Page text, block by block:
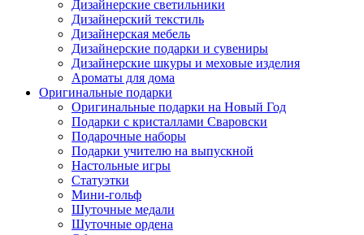
Дизайнерские светильники
Дизайнерский текстиль
Дизайнерская мебель
Дизайнерские подарки и сувениры
Дизайнерские шкуры и меховые изделия
Ароматы для дома
Оригинальные подарки
Оригинальные подарки на Новый Год
Подарки с кристаллами Сваровски
Подарочные наборы
Подарки учителю на выпускной
Настольные игры
Статуэтки
Мини-гольф
Шуточные медали
Шуточные ордена